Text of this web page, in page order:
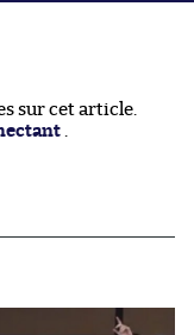
sur cet article.